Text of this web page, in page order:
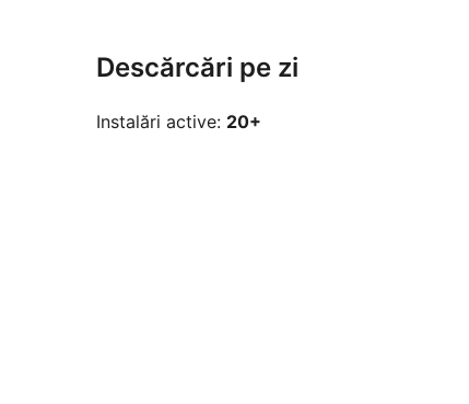
Descărcări pe zi
Instalări active: 20+